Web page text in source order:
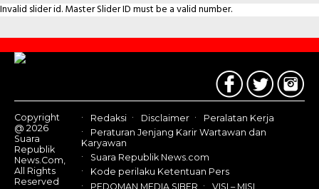
Invalid slider id. Master Slider ID must be a valid number.
Contact
Us
Copyright
@ 2026
Suara
Republik
News.Com,
All Rights
Reserved
Redaksi Disclaimer
Peralatan Kerja
Peraturan Jenjang Karir Wartawan dan
Karyawan
Suara Republik News.com
Kode perilaku Ketentuan Pers
PEDOMAN MEDIA SIBER
VISI – MISI